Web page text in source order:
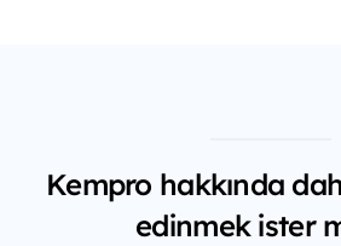
Kempro hakkında
edinmek ister